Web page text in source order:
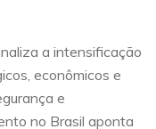
a intensificação
econômicos e
e
no Brasil aponta